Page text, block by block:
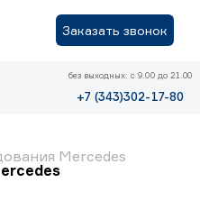
Заказать звонок
без выходных: с 9.00 до 21.00
+7 (343)302-17-80
Mercedes